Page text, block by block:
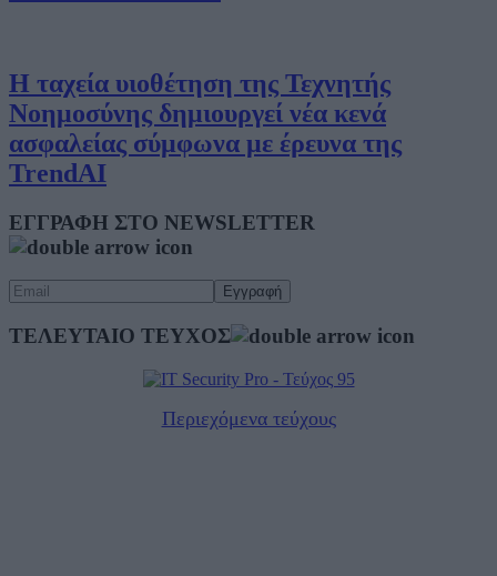
Η ταχεία υιοθέτηση της Τεχνητής
Νοημοσύνης δημιουργεί νέα κενά
ασφαλείας σύμφωνα με έρευνα της
TrendAI
ΕΓΓΡΑΦΗ ΣΤΟ NEWSLETTER
ΤΕΛΕΥΤΑΙΟ ΤΕΥΧΟΣ
Περιεχόμενα τεύχους